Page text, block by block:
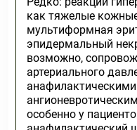
как тяжелые
мультиформная
эпидермальный
возможно,
артериального
особенно у